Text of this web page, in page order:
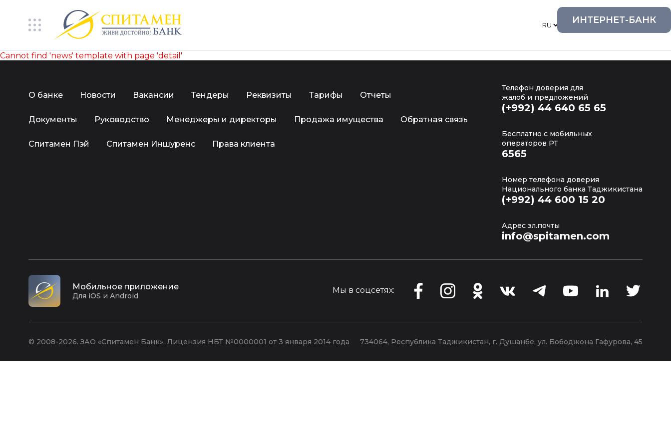
Офисы и банкоматы
ИНТЕРНЕТ-БАНК
Cannot find 'news' template with page 'detail'
О банке Новости Вакансии Тендеры Реквизиты Тарифы Отчеты
Документы Руководство Менеджеры и директоры Продажа имущества Обратная связь
Спитамен Пэй Спитамен Иншуренс Права клиента
Телефон доверия для
жалоб и предложений
(+992) 44 640 65 65
Бесплатно с мобильных
операторов РТ
6565
Номер телефона доверия
Национального банка Таджикистана
(+992) 44 600 15 20
Адрес эл.почты
info@spitamen.com
Мобильное приложение
Для iOS и Android
Мы в соцсетях:
© 2008-2026. ЗАО «Спитамен Банк». Лицензия НБТ №0000001 от 3 января 2014 года 734064, Республика Таджикистан, г. Душанбе, ул. Бободжона Гафурова, 45